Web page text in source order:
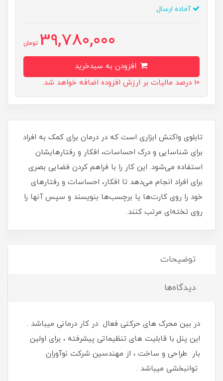
آماده ارسال
39,780,000 تومان
10 درصد مالیات بر ارزش افزوده اضافه خواهد شد.
تابلوی واکنش ابزاری است که در درمان برای کمک به افراد
برای شناسایی و درک احساسات، افکار و رفتارهایشان
استفاده می‌شود. این کار را با فراهم کردن فضایی بصری
برای افراد انجام می‌دهد تا افکار، احساسات و رفتارهای
خود را روی کارت‌ها یا برچسب‌ها بنویسند و سپس آنها را
روی تخته‌ای مرتب کنند.
توضیحات
دیدگاه‌ها
در بین محرک های حرکتی فعال در کار درمانی میباشد .
این پنل با قابلیت های تنظیماتی پیشرفته ، برای اولین
بار طراحی و ساخت ، از مهندسین شرکت نوآوران
توانبخشی میباشد .